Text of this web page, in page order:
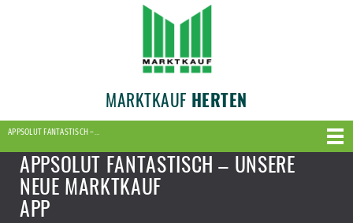
MARKTKAUF HERTEN
APPSOLUT FANTASTISCH –…
APPSOLUT FANTASTISCH – UNSERE
NEUE MARKTKAUF
APP